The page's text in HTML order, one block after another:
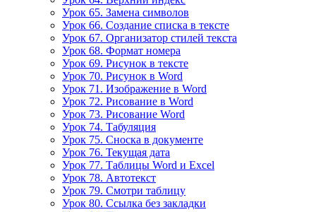
Урок 65. Замена символов
Урок 66. Создание списка в тексте
Урок 67. Организатор стилей текста
Урок 68. Формат номера
Урок 69. Рисунок в тексте
Урок 70. Рисунок в Word
Урок 71. Изображение в Word
Урок 72. Рисование в Word
Урок 73. Рисование Word
Урок 74. Табуляция
Урок 75. Сноска в документе
Урок 76. Текущая дата
Урок 77. Таблицы Word и Excel
Урок 78. Автотекст
Урок 79. Смотри таблицу
Урок 80. Ссылка без закладки